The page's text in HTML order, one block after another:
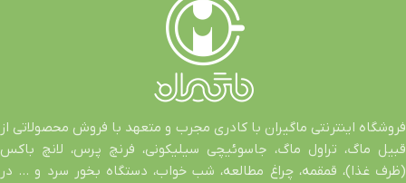
فروشگاه اینترنتی ماگیران با کادری مجرب و متعهد با فروش محصولاتی از
قبیل ماگ، تراول ماگ، جاسوئیچی سیلیکونی، فرنچ پرس، لانچ باکس
(ظرف غذا)، قمقمه، چراغ مطالعه، شب خواب، دستگاه بخور سرد و … در